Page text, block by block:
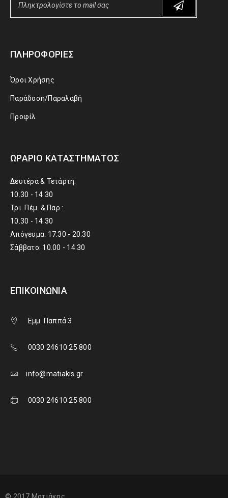
ΠΛΗΡΟΦΟΡΊΕΣ
Όροι Χρήσης
Παράδοση/Παραλαβή
Προφίλ
ΩΡΆΡΙΟ ΚΑΤΑΣΤΉΜΑΤΟΣ
Δευτέρα & Τετάρτη:
10.30 - 14.30
Τρι. Πέμ. & Παρ.:
10.30 - 14.30
Απόγευμα: 17.30 - 20.30
Σάββατο: 10.00 - 14.30
ΕΠΙΚΟΙΝΩΝΊΑ
Εμμ. Παππά 3
0030 24610 25 800
info@matiakis.gr
0030 24610 25 800